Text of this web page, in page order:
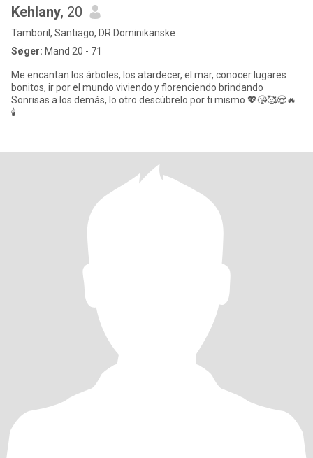
Kehlany, 20
Tamboril, Santiago, DR Dominikanske
Søger: Mand 20 - 71
Me encantan los árboles, los atardecer, el mar, conocer lugares
bonitos, ir por el mundo viviendo y florenciendo brindando
Sonrisas a los demás, lo otro descúbrelo por ti mismo 💖😘🥰😍🔥
🕯️